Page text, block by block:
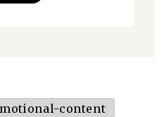
content